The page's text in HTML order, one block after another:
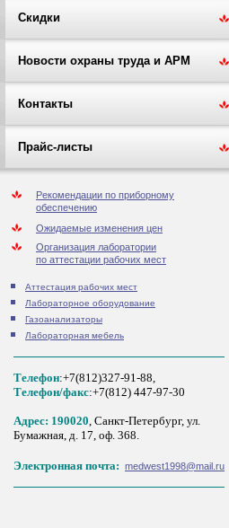
Скидки
Новости охраны труда и АРМ
Контакты
Прайс-листы
Рекомендации по приборному
обеспечению
Ожидаемые изменения цен
Организация лаборатории
по аттестации рабочих мест
Аттестация рабочих мест
Лабораторное оборудование
Газоанализаторы
Лабораторная мебель
Телефон:+7(812)327-91-88,
Tелефон/факс:+7(812) 447-97-30
Адрес: 190020, Санкт-Петербург, ул.
Бумажная, д. 17, оф. 368.
Электронная почта: medwest1998@mail.ru